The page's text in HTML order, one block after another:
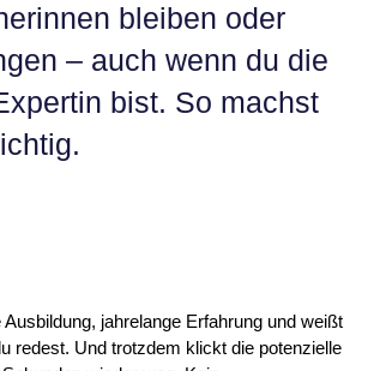
bleiben oder
– auch wenn du die
bist. So machst
Ausbildung, jahrelange Erfahrung und weißt
redest. Und trotzdem klickt die potenzielle